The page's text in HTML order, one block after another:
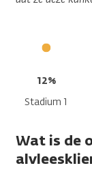
12%
Stadium 1
Wat is de